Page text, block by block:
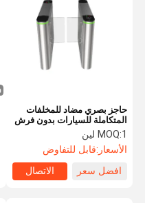
حاجز بصري مضاد للمخلفات
المتكاملة للسيارات بدون فرش
IP54
MOQ:1 لين
الأسعار:قابل للتفاوض
افضل سعر
الاتصال